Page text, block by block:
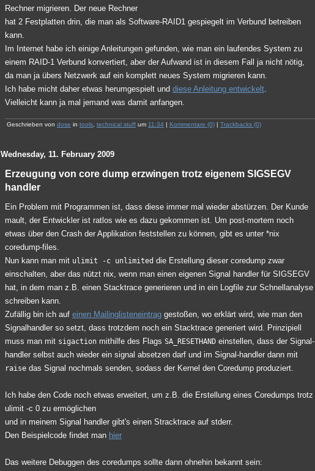
Rechner migrieren. Der neue Rechner
hat 2 Festplatten drin, die man als Software-RAID1 gespiegelt im Verbund betreiben
kann.
Im Internet habe ich einige Anleitungen gefunden, wie man ein laufendes System zu
einem RAID-1 Verbund konvertiert, aber der Aufwand ist in diesem Fall ja nicht nötig,
da man ja übers Netzwerk auf ein komplett neues System migrieren kann.
Ich habe micht daher etwas herumgespielt und diese Anleitung entwickelt.
Vielleicht kann ja mal jemand was damit anfangen.
Geschrieben von dose in tools technical stuff um 11:34 | Kommentare (0) | Trackbacks (0)
Wednesday, 11. February 2009
Erzeugung von core dump erzwingen trotz eigenem SIGSEGV
handler
Ein Problem mit Programmen ist, dass diese immer mal wieder abstürzen. Der Kunde
mault, der Entwickler ist ratlos wie es dazu gekommen ist. Um post-mortem noch
etwas über den Crash der Applikation feststellen zu können, gibt es unter *nix
coredump-files.
Nun kann man mit ulimit -c unlimited die Erstellung dieser coredump zwar
einschalten, aber das nützt nix, wenn man einen eigenen Signal handler für SIGSEGV
hat, in dem man z.B. einen Stacktrace generieren und in ein Logfile zur Schnellanalyse
schreiben kann.
Zufällig bin ich auf einen Mailinglisteneintrag gestoßen, wo erklärt wird, wie man den
Signalhandler so setzt, dass trotzdem noch ein Stacktrace generiert wird. Prinzipiell
muss man mit sigaction mithilfe des Flags SA_RESETHAND einstellen, dass der Signal-
handler selbst auch wieder ein signal absetzen darf und im Signal-handler dann mit
raise das Signal nochmals senden, sodass der Kernel den Coredump produziert.
Ich habe den Code noch etwas erweitert, um z.B. die Erstellung eines Coredumps trotz
ulimit -c 0 zu ermöglichen
und in meinem Signal handler gibt's einen Stracktrace auf stderr.
Den Beispielcode findet man hier
Das weitere Debuggen des coredumps sollte dann ohnehin bekannt sein: